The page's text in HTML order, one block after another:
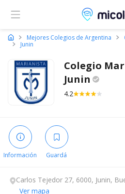
Micole,
Mejores Colegios de Argentina
Junin
Colegio
Junin
4.2
Información Guardá
Carlos Tejedor 27, 6000, Junin,
Ver mapa